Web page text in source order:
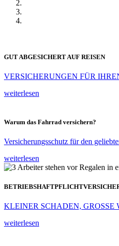
GUT ABGESICHERT AUF REISEN
VERSICHERUNGEN FÜR
weiterlesen
Warum das Fahrrad versichern?
Versicherungsschutz für den
weiterlesen
KLEINER SCHADEN, GROSSE
weiterlesen